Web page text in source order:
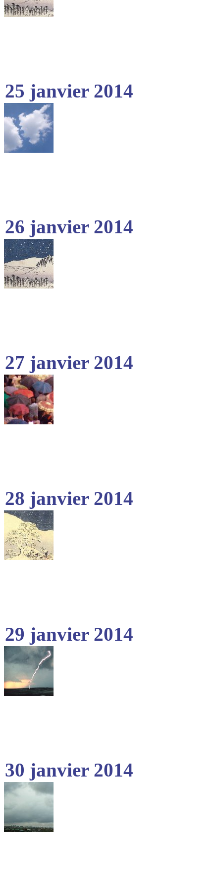
25 janvier 2014
26 janvier 2014
27 janvier 2014
28 janvier 2014
29 janvier 2014
30 janvier 2014